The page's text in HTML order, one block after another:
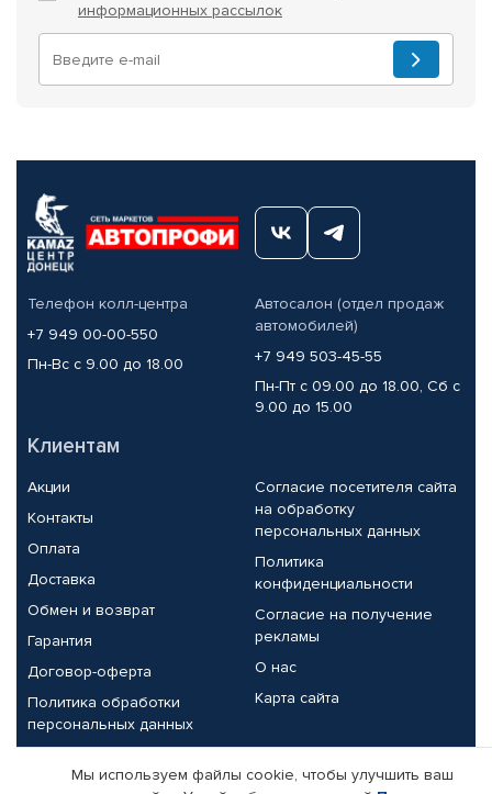
информационных рассылок
Телефон колл-центра
+7 949 00-00-550
Пн-Вс с 9.00 до 18.00
Автосалон (отдел продаж
автомобилей)
+7 949 503-45-55
Пн-Пт с 09.00 до 18.00, Сб с
9.00 до 15.00
Клиентам
Акции
Контакты
Оплата
Доставка
Обмен и возврат
Гарантия
Договор-оферта
Политика обработки
персональных данных
Согласие посетителя сайта
на обработку
персональных данных
Политика
конфиденциальности
Согласие на получение
рекламы
О нас
Карта сайта
Партнерам
Мы используем файлы cookie, чтобы улучшить ваш